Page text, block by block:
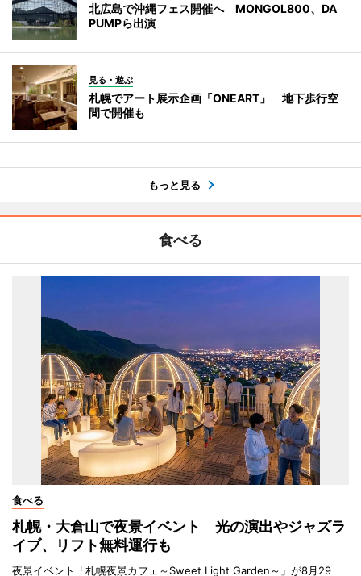
北広島で沖縄フェス開催へ MONGOL800、DA
PUMPら出演
見る・遊ぶ
札幌でアート展示企画「ONEART」 地下歩行空
間で開催も
もっと見る
食べる
食べる
札幌・大倉山で夜景イベント 光の演出やジャズラ
イブ、リフト無料運行も
夜景イベント「札幌夜景カフェ～Sweet Light Garden～」が8月29